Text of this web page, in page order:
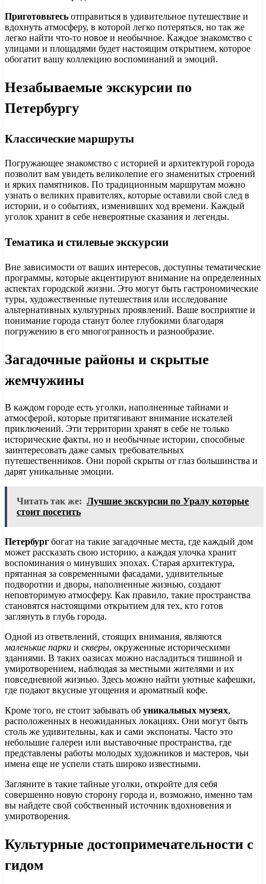
Приготовьтесь отправиться в удивительное путешествие и
вдохнуть атмосферу, в которой легко потеряться, но так же
легко найти что-то новое и необычное. Каждое знакомство с
улицами и площадями будет настоящим открытием, которое
обогатит вашу коллекцию воспоминаний и эмоций.
Незабываемые экскурсии по
Петербургу
Классические маршруты
Погружающее знакомство с историей и архитектурой города
позволит вам увидеть великолепие его знаменитых строений
и ярких памятников. По традиционным маршрутам можно
узнать о великих правителях, которые оставили свой след в
истории, и о событиях, изменивших ход времени. Каждый
уголок хранит в себе невероятные сказания и легенды.
Тематика и стилевые экскурсии
Вне зависимости от ваших интересов, доступны тематические
программы, которые акцентируют внимание на определенных
аспектах городской жизни. Это могут быть гастрономические
туры, художественные путешествия или исследование
альтернативных культурных проявлений. Ваше восприятие и
понимание города станут более глубокими благодаря
погружению в его многогранность и разнообразие.
Загадочные районы и скрытые
жемчужины
В каждом городе есть уголки, наполненные тайнами и
атмосферой, которые притягивают внимание искателей
приключений. Эти территории хранят в себе не только
исторические факты, но и необычные истории, способные
заинтересовать даже самых требовательных
путешественников. Они порой скрыты от глаз большинства и
дарят уникальные эмоции.
Читать так же: Лучшие экскурсии по Уралу которые
стоит посетить
Петербург богат на такие загадочные места, где каждый дом
может рассказать свою историю, а каждая улочка хранит
воспоминания о минувших эпохах. Старая архитектура,
прятанная за современными фасадами, удивительные
подворотни и дворы, наполненные жизнью, создают
неповторимую атмосферу. Как правило, такие пространства
становятся настоящими открытием для тех, кто готов
заглянуть в глубь города.
Одной из ответвлений, стоящих внимания, являются
маленькие парки и скверы, окруженные историческими
зданиями. В таких оазисах можно насладиться тишиной и
умиротворением, наблюдая за местными жителями и их
повседневной жизнью. Здесь можно найти уютные кафешки,
где подают вкусные угощения и ароматный кофе.
Кроме того, не стоит забывать об уникальных музеях,
расположенных в неожиданных локациях. Они могут быть
столь же удивительны, как и сами экспонаты. Часто это
небольшие галереи или выставочные пространства, где
представлены работы молодых художников и мастеров, чьи
имена еще не успели стать широко известными.
Загляните в такие тайные уголки, откройте для себя
совершенно новую сторону города и, возможно, именно там
вы найдете свой собственный источник вдохновения и
умиротворения.
Культурные достопримечательности с
гидом